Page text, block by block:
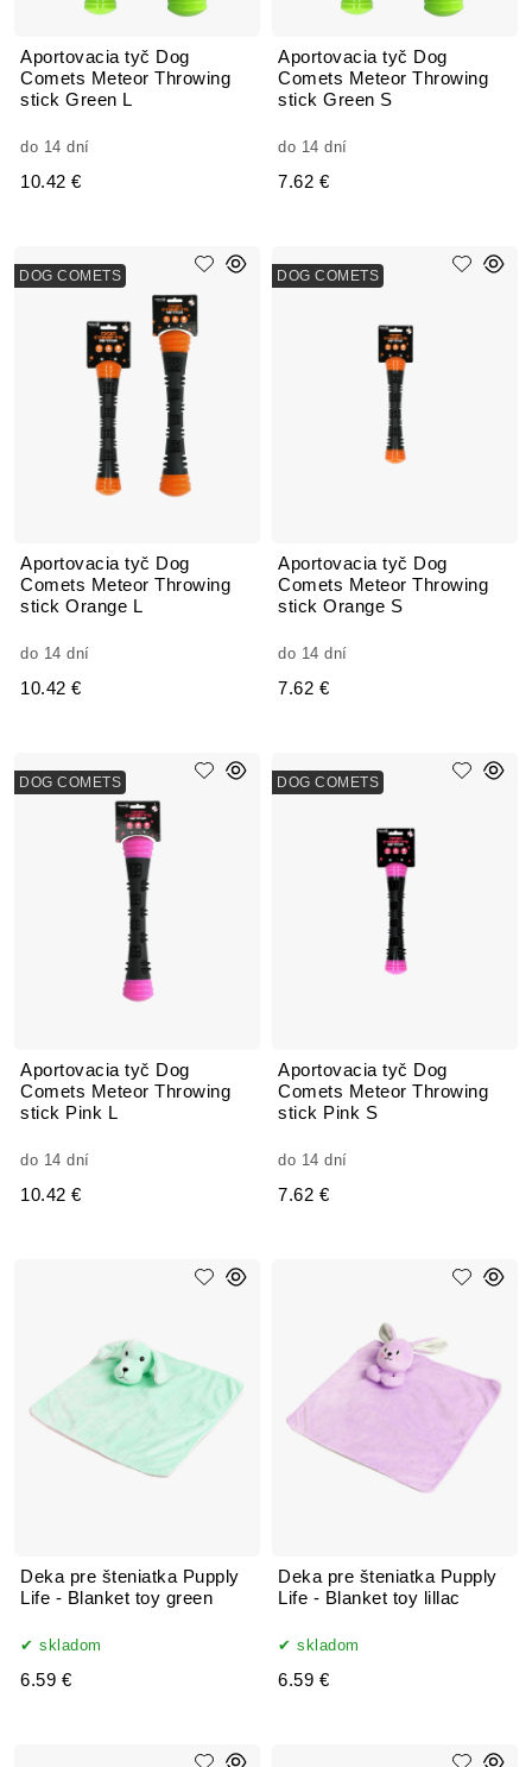
Aportovacia tyč Dog
Comets Meteor Throwing
stick Green L
do 14 dní
10.42 €
Aportovacia tyč Dog
Comets Meteor Throwing
stick Green S
do 14 dní
7.62 €
Aportovacia tyč Dog
Comets Meteor Throwing
stick Orange L
DOG COMETS
do 14 dní
10.42 €
Aportovacia tyč Dog
Comets Meteor Throwing
stick Orange S
DOG COMETS
do 14 dní
7.62 €
Aportovacia tyč Dog
Comets Meteor Throwing
stick Pink L
DOG COMETS
do 14 dní
10.42 €
Aportovacia tyč Dog
Comets Meteor Throwing
stick Pink S
DOG COMETS
do 14 dní
7.62 €
Deka pre šteniatka Pupply
Life - Blanket toy green
skladom
6.59 €
Deka pre šteniatka Pupply
Life - Blanket toy lillac
skladom
6.59 €